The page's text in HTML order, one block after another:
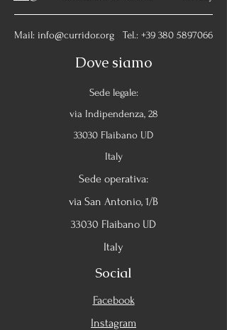
Mail: info@curridor.org Tel.: +39 380 5897066
Dove siamo
Sede legale:
via Indipendenza, 28
33030 Flaibano UD
Italy
Sede operativa:
via San Antonio, 1/B
33030 Flaibano UD
Italy
Social
Facebook
Instagram